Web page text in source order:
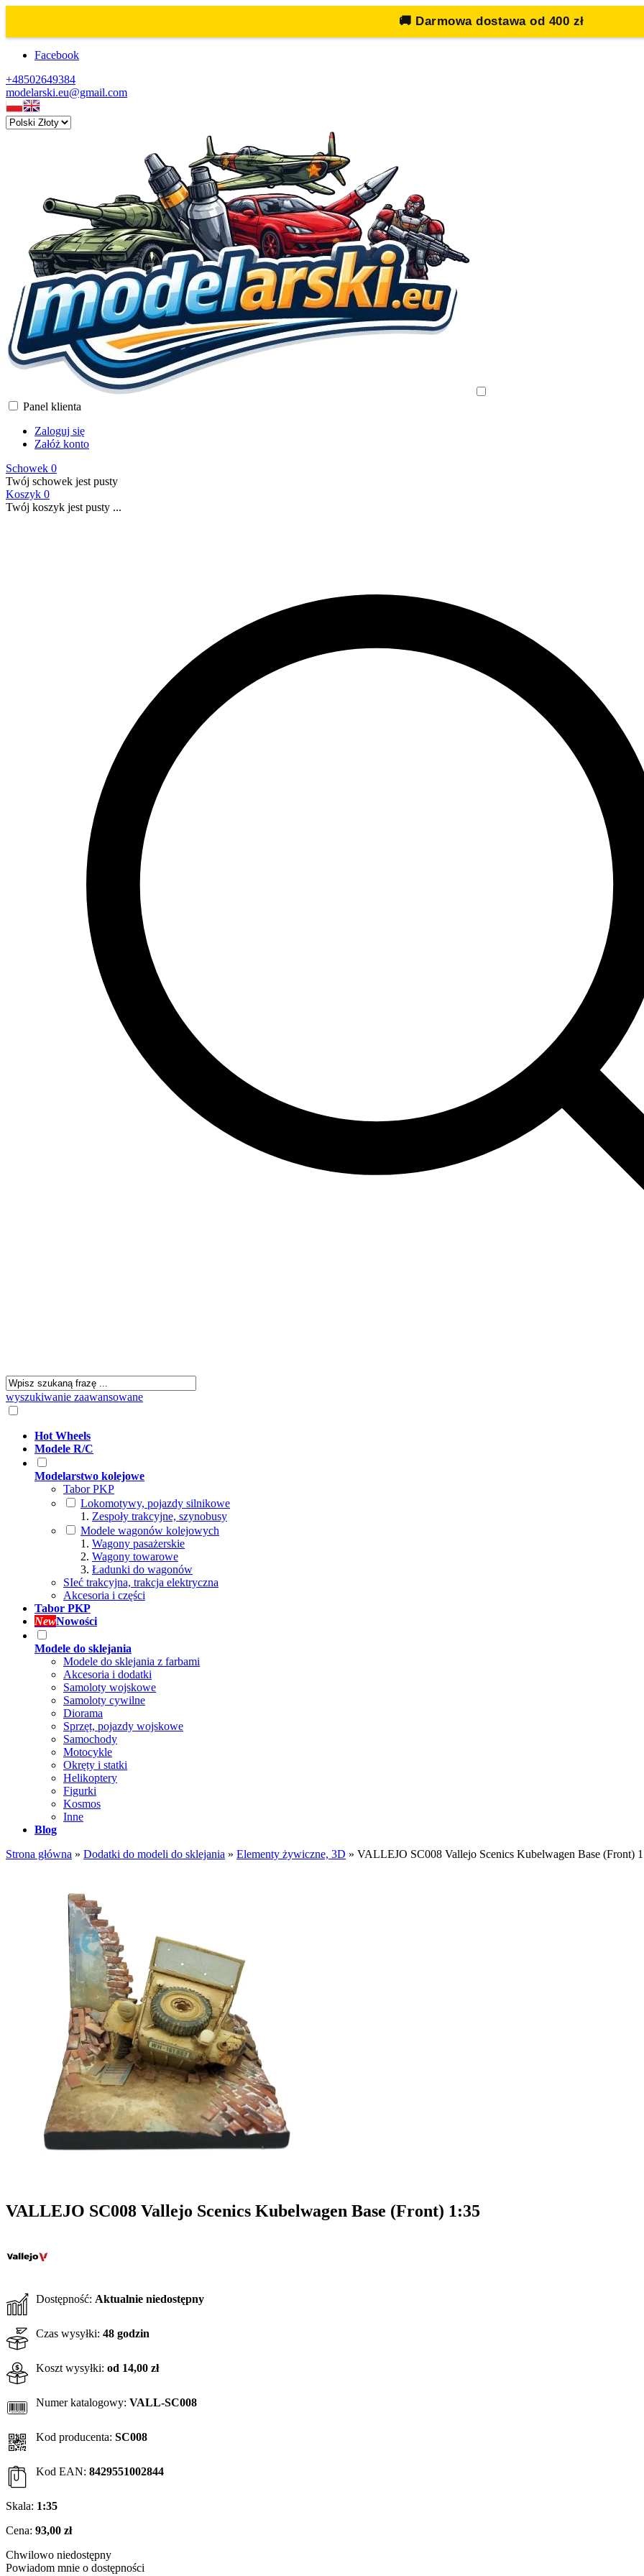
🚚 Darmowa dostawa od 400 zł
Facebook
+48502649384
modelarski.eu@gmail.com
Panel klienta
Zaloguj się
Załóż konto
Schowek 0
Twój schowek jest pusty
Koszyk 0
Twój koszyk jest pusty ...
wyszukiwanie zaawansowane
Hot Wheels
Modele R/C
Modelarstwo kolejowe
Tabor PKP
Lokomotywy, pojazdy silnikowe
Zespoły trakcyjne, szynobusy
Modele wagonów kolejowych
Wagony pasażerskie
Wagony towarowe
Ładunki do wagonów
SIeć trakcyjna, trakcja elektryczna
Akcesoria i części
Tabor PKP
NewNowości
Modele do sklejania
Modele do sklejania z farbami
Akcesoria i dodatki
Samoloty wojskowe
Samoloty cywilne
Diorama
Sprzęt, pojazdy wojskowe
Samochody
Motocykle
Okręty i statki
Helikoptery
Figurki
Kosmos
Inne
Blog
Strona główna » Dodatki do modeli do sklejania » Elementy żywiczne, 3D » VALLEJO SC008 Vallejo Scenics Kubelwagen Base (Front)
VALLEJO SC008 Vallejo Scenics Kubelwagen Base (Front) 1:35
Dostępność: Aktualnie niedostępny
Czas wysyłki: 48 godzin
Koszt wysyłki: od 14,00 zł
Numer katalogowy: VALL-SC008
Kod producenta: SC008
Kod EAN: 8429551002844
Skala: 1:35
Cena: 93,00 zł
Chwilowo niedostępny
Powiadom mnie o dostępności